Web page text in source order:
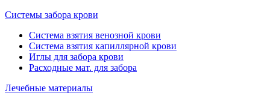
Системы забора крови
Система взятия венозной крови
Система взятия капиллярной крови
Иглы для забора крови
Расходные мат. для забора
Лечебные материалы